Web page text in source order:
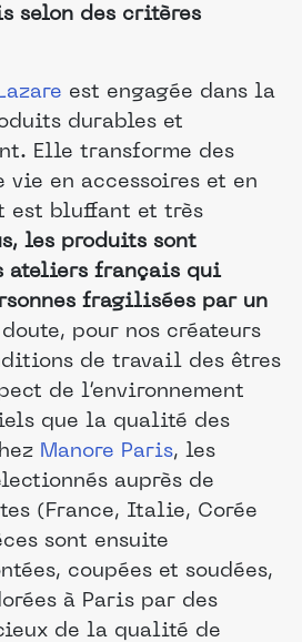
selon des critères
est engagée dans la
durables et
Elle transforme des
vie en accessoires et en
est bluffant et très
les produits sont
ateliers français qui
fragilisées par un
doute, pour nos créateurs
de travail des êtres
de l’environnement
que la qualité des
Manore Paris, les
auprès de
(France, Italie, Corée
sont ensuite
coupées et soudées,
à Paris par des
de la qualité de